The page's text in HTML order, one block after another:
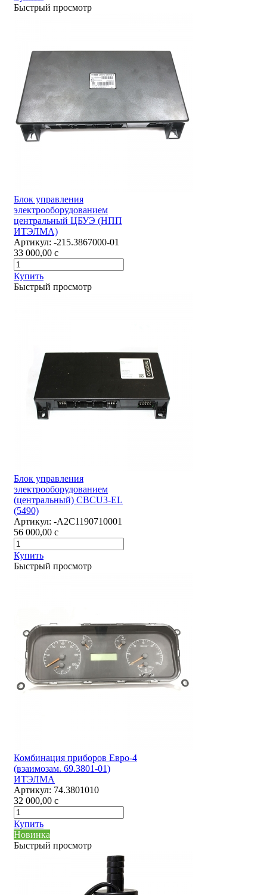
Быстрый просмотр
Блок управления
электрооборудованием
центральный ЦБУЭ (НПП
ИТЭЛМА)
Артикул: -215.3867000-01
33 000,00 c
Купить
Быстрый просмотр
Блок управления
электрооборудованием
(центральный) CBCU3-EL
(5490)
Артикул: -А2С1190710001
56 000,00 c
Купить
Быстрый просмотр
Комбинация приборов Евро-4
(взаимозам. 69.3801-01)
ИТЭЛМА
Артикул: 74.3801010
32 000,00 c
Купить
Новинка
Быстрый просмотр